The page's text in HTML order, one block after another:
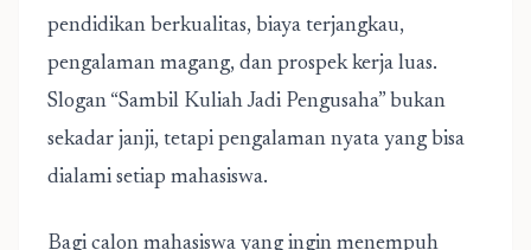
pendidikan berkualitas, biaya terjangkau,
pengalaman magang, dan prospek kerja luas.
Slogan “Sambil Kuliah Jadi Pengusaha” bukan
sekadar janji, tetapi pengalaman nyata yang bisa
dialami setiap mahasiswa.
Bagi calon mahasiswa yang ingin menempuh